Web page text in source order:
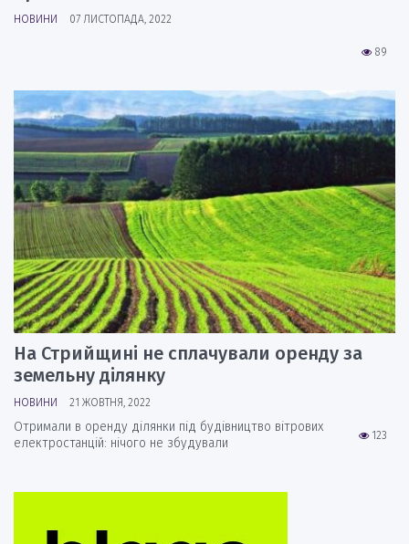
НОВИНИ 07 ЛИСТОПАДА, 2022
89
На Стрийщині не сплачували оренду за
земельну ділянку
НОВИНИ 21 ЖОВТНЯ, 2022
123
Отримали в оренду ділянки під будівництво вітрових
електростанцій: нічого не збудували